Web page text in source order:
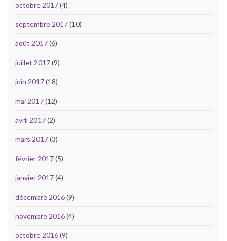
octobre 2017(4)
septembre 2017(10)
août 2017(6)
juillet 2017(9)
juin 2017(18)
mai 2017(12)
avril 2017(2)
mars 2017(3)
février 2017(5)
janvier 2017(4)
décembre 2016(9)
novembre 2016(4)
octobre 2016(9)